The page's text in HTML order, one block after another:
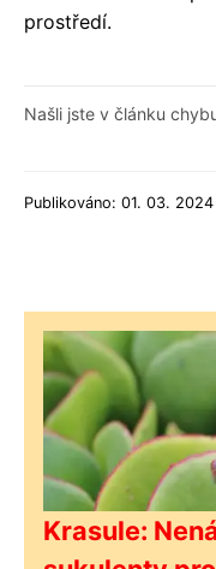
prostředí.
Našli jste v článku
Publikováno: 01. 03. 2024
Krasule: